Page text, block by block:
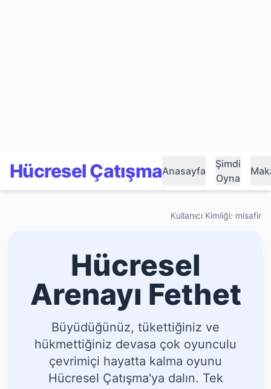
Hücresel ÇatışmaAnasayfa
Şimdi
Oyna
Kullanıcı Kimliği: misafir
Hücresel
Arenayı Fethet
Büyüdüğünüz, tükettiğiniz ve
hükmettiğiniz devasa çok oyunculu
çevrimiçi hayatta kalma oyunu
Hücresel Çatışma'ya dalın. Tek